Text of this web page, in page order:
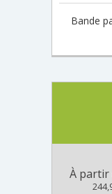
Bande
À partir